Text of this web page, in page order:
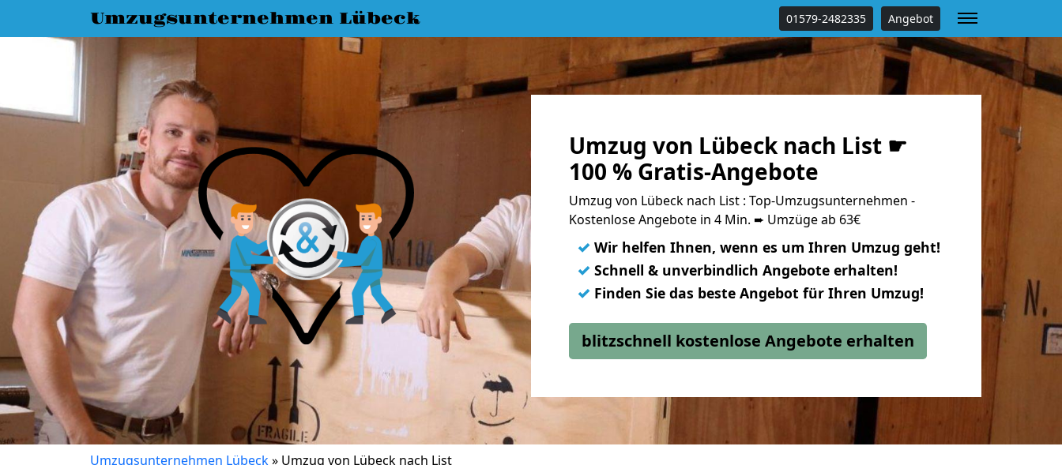
Umzugsunternehmen Lübeck 01579-2482335 Angebot
Umzug von Lübeck nach List ☛
100 % Gratis-Angebote
Umzug von Lübeck nach List : Top-Umzugsunternehmen -
Kostenlose Angebote in 4 Min. ➨ Umzüge ab 63€
✓ Wir helfen Ihnen, wenn es um Ihren Umzug geht!
✓ Schnell & unverbindlich Angebote erhalten!
✓ Finden Sie das beste Angebot für Ihren Umzug!
blitzschnell kostenlose Angebote erhalten
Umzugsunternehmen Lübeck» Umzug von Lübeck nach List